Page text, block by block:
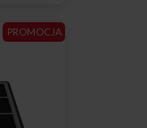
PROMOCJA